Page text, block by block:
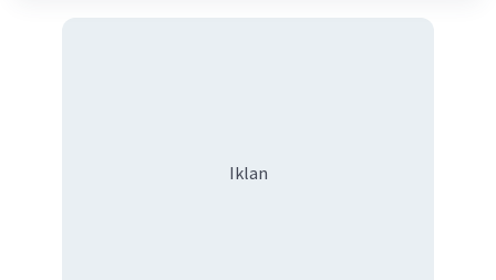
Iklan